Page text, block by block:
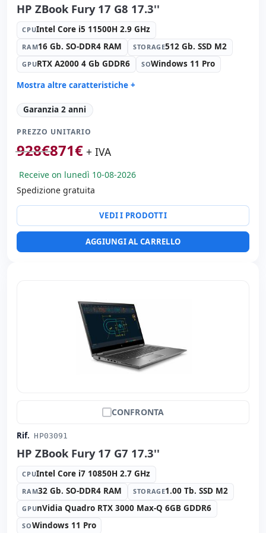
HP ZBook Fury 17 G8 17.3''
CPUIntel Core i5 11500H 2.9 GHz
RAM16 Gb. SO-DDR4 RAM STORAGE512 Gb. SSD M2
GPURTX A2000 4 Gb GDDR6 SOWindows 11 Pro
Mostra altre caratteristiche +
Suono: Bang & Olufsen audio
Rete: Intel Connection L219-LM
Porte: 2x USB-C · 3x USB 3.1
IPS 17.3 '' FullHD 16:
Multimedia: Webcam · Lettore SD · Lettore impronte ·
Lettore DNI
Connettività: RJ-45 · WIFI · Bluetooth
Specifico portatile: Lingua tastiera Spagnolo ·
Tastierino numerico
Imballaggio hR
Garanzia 2 anni
PREZZO UNITARIO
928€871€ + IVA
Receive on lunedì 10-08-2026
Spedizione gratuita
VEDI I PRODOTTI
AGGIUNGI AL CARRELLO
CONFRONTA
Rif. HP03091
HP ZBook Fury 17 G7 17.3''
CPUIntel Core i7 10850H 2.7 GHz
RAM32 Gb. SO-DDR4 RAM STORAGE1.00 Tb. SSD M2
GPUnVidia Quadro RTX 3000 Max-Q 6GB GDDR6
SOWindows 11 Pro